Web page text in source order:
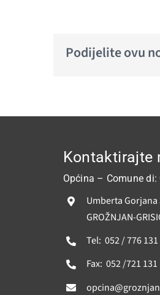
Podijelite ovu
Kontaktirajte
Općina – Comune
Umberta Gorjana
GROŽNJAN-
Tel: 052 / 776 131
Fax: 052 /721 131